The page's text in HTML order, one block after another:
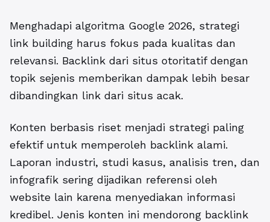
Menghadapi algoritma Google 2026, strategi
link building harus fokus pada kualitas dan
relevansi. Backlink dari situs otoritatif dengan
topik sejenis memberikan dampak lebih besar
dibandingkan link dari situs acak.
Konten berbasis riset menjadi strategi paling
efektif untuk memperoleh backlink alami.
Laporan industri, studi kasus, analisis tren, dan
infografik sering dijadikan referensi oleh
website lain karena menyediakan informasi
kredibel. Jenis konten ini mendorong backlink